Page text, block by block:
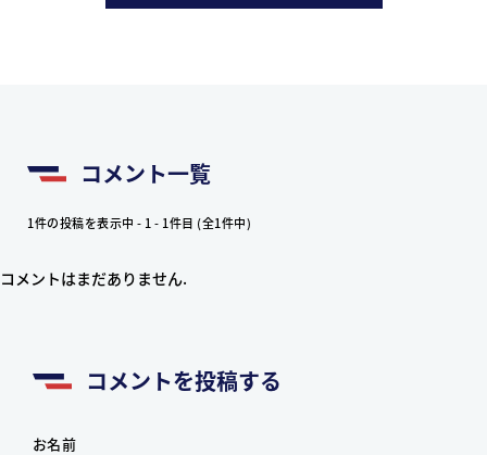
コメント一覧
1件の投稿を表示中 - 1 - 1件目 (全1件中)
コメントはまだありません.
コメントを投稿する
お名前